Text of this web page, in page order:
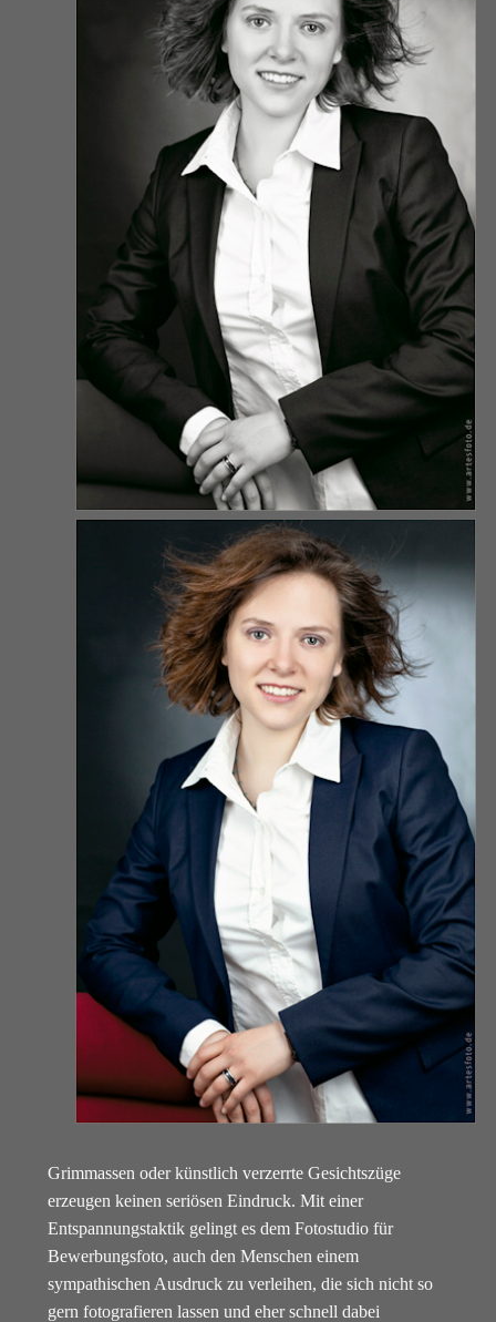
Grimmassen oder künstlich verzerrte Gesichtszüge
erzeugen keinen seriösen Eindruck. Mit einer
Entspannungstaktik gelingt es dem Fotostudio für
Bewerbungsfoto, auch den Menschen einem
sympathischen Ausdruck zu verleihen, die sich nicht so
gern fotografieren lassen und eher schnell dabei